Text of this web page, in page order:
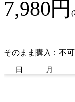
7,980円 (
そのまま購入：不可
日 月